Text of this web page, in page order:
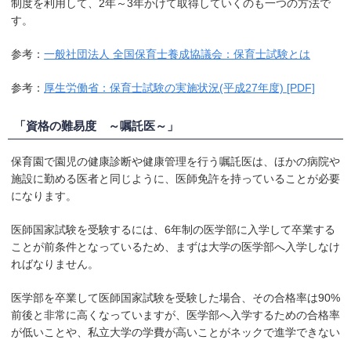
制度を利用して、2年～3年かけて取得していくのも一つの方法で
す。
参考： 一般社団法人 全国保育士養成協議会：保育士試験とは
参考： 厚生労働省：保育士試験の実施状況(平成27年度) [PDF]
「資格の難易度 ～嘱託医～」
保育園で園児の健康診断や健康管理を行う嘱託医は、ほかの病院や
施設に勤める医者と同じように、医師免許を持っていることが必要
になります。
医師国家試験を受験するには、6年制の医学部に入学して卒業する
ことが前条件となっているため、まずは大学の医学部へ入学しなけ
ればなりません。
医学部を卒業して医師国家試験を受験した場合、その合格率は90%
前後と非常に高くなっていますが、医学部へ入学するための合格率
が低いことや、私立大学の学費が高いことがネックで進学できない